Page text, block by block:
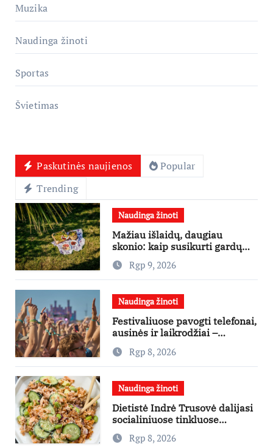
Muzika
Naudinga žinoti
Sportas
Švietimas
Paskutinės naujienos
Popular
Trending
Naudinga žinoti
Mažiau išlaidų, daugiau
skonio: kaip susikurti gardų
pikniką iš vos kelių produktų
Rgp 9, 2026
Naudinga žinoti
Festivaliuose pavogti telefonai,
ausinės ir laikrodžiai –
ekspertai primena apie
didžiausias finansines rizikas
Rgp 8, 2026
Naudinga žinoti
Dietistė Indrė Trusovė dalijasi
socialiniuose tinkluose
išpopuliarėjusiu lašišos salotų
receptuRgp 8, 2026